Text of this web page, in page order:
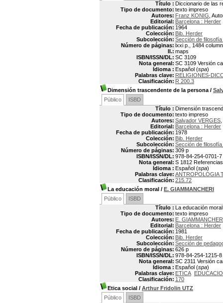
Título : Diccionario de las
Tipo de documento: texto impreso
Autores: Franz KONIG ,
Editorial: Barcelona : Herder
Fecha de publicación: 1964
Colección: Bib. Herder
Subcolección: Sección de
Número de páginas: lxxi p., 1484
Il.: maps
ISBN/ISSN/DL: SC 3109
Nota general: SC 3109 Versión
Idioma : Español (spa)
Palabras clave: RELIGIONES-
Clasificación: R 200.3
Dimensión trascendente de la persona /
Público
ISBD
Título : Dimensión
Tipo de documento: texto impreso
Autores: Salvador VERGES
Editorial: Barcelona : Herder
Fecha de publicación: 1978
Colección: Bib. Herder
Subcolección: Sección de
Número de páginas: 309 p
ISBN/ISSN/DL: 978-84-254-0701-7
Nota general: S 1812
Idioma : Español (spa)
Palabras clave: ANTROPOLOGIA
Clasificación: 215.72
La educación moral / E. GIAMMANCHERI
Público
ISBD
Título : La educación moral
Tipo de documento: texto impreso
Autores: E.
Editorial: Barcelona : Herder
Fecha de publicación: 1981
Colección: Bib. Herder
Subcolección: Sección de
Número de páginas: 626 p
ISBN/ISSN/DL: 978-84-254-1215-8
Nota general: SC 2311 Versión
Idioma : Español (spa)
Palabras clave: ETICA
Clasificación: 170
Etica social / Arthur Fridolin UTZ
Público
ISBD